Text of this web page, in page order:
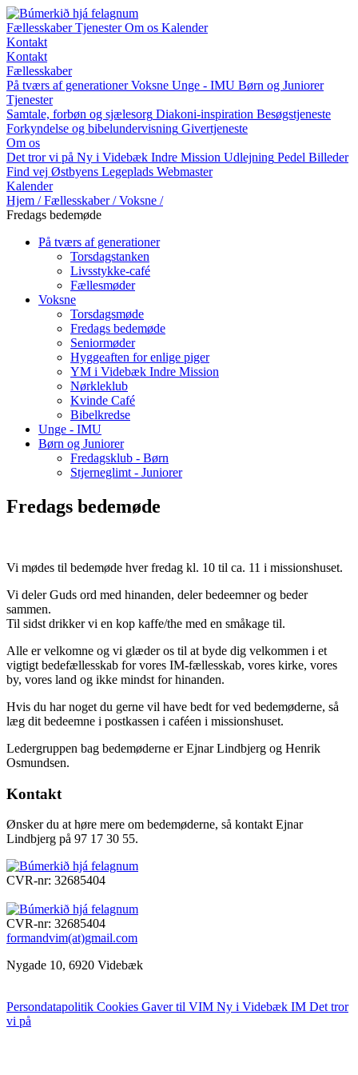
FællesskaberTjenesterOm os Kalender
Kontakt
Kontakt
Fællesskaber
På tværs af generationer Voksne Unge - IMU Børn og Juniorer
Tjenester
Samtale, forbøn og sjælesorg Diakoni-inspiration Besøgstjeneste
Forkyndelse og bibelundervisning Givertjeneste
Om os
Det tror vi på Ny i Videbæk Indre Mission Udlejning Pedel Billeder
Find vej Østbyens Legeplads Webmaster
Kalender
Hjem / Fællesskaber/ Voksne /
Fredags bedemøde
På tværs af generationer
Torsdagstanken
Livsstykke-café
Fællesmøder
Voksne
Torsdagsmøde
Fredags bedemøde
Seniormøder
Hyggeaften for enlige piger
YM i Videbæk Indre Mission
Nørkleklub
Kvinde Café
Bibelkredse
Unge - IMU
Børn og Juniorer
Fredagsklub - Børn
Stjerneglimt - Juniorer
Fredags bedemøde
Vi mødes til bedemøde hver fredag kl. 10 til ca. 11 i missionshuset.
Vi deler Guds ord med hinanden, deler bedeemner og beder
sammen.
Til sidst drikker vi en kop kaffe/the med en småkage til.
Alle er velkomne og vi glæder os til at byde dig velkommen i et
vigtigt bedefællesskab for vores IM-fællesskab, vores kirke, vores
by, vores land og ikke mindst for hinanden.
Hvis du har noget du gerne vil have bedt for ved bedemøderne, så
læg dit bedeemne i postkassen i caféen i missionshuset.
Ledergruppen bag bedemøderne er Ejnar Lindbjerg og Henrik
Osmundsen.
Kontakt
Ønsker du at høre mere om bedemøderne, så kontakt Ejnar
Lindbjerg på 97 17 30 55.
CVR-nr: 32685404
CVR-nr: 32685404
formandvim(at)gmail.com
Nygade 10, 6920 Videbæk
Persondatapolitik Cookies Gaver til VIM Ny i Videbæk IM Det tror
vi på